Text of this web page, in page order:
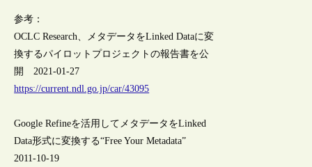
参考：
OCLC Research、メタデータをLinked Dataに変
換するパイロットプロジェクトの報告書を公
開 2021-01-27
https://current.ndl.go.jp/car/43095
Google Refineを活用してメタデータをLinked
Data形式に変換する“Free Your Metadata”
2011-10-19